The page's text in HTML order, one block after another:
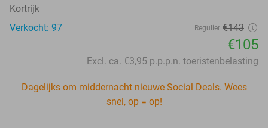
Kortrijk
Verkocht: 97
Regulier €143
€105
Excl. ca. €3,95 p.p.p.n. toeristenbelasting
Dagelijks om middernacht nieuwe Social Deals. Wees
snel, op = op!